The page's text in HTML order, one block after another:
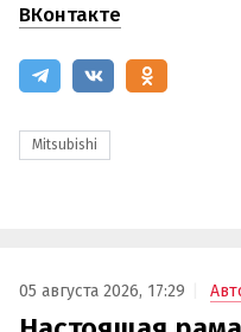
ВКонтакте
Mitsubishi
05 августа 2026, 17:29